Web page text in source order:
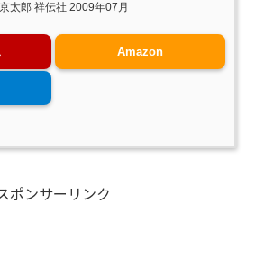
太郎 祥伝社 2009年07月
Amazon
ポンサーリンク